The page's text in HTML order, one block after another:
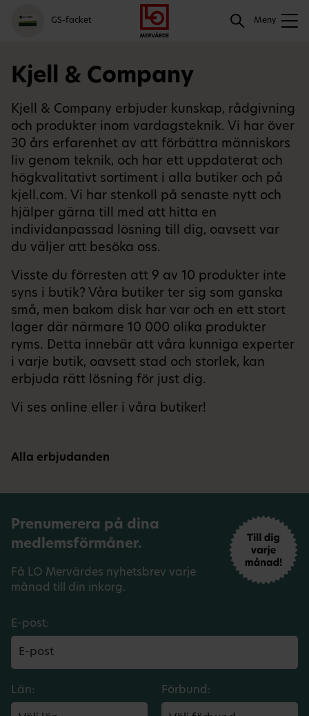
Gå
till
meny
Logga
in
Hoppa
till
innehåll
GS-facket Meny
Sök
Kjell & Company
Kjell & Company erbjuder kunskap, rådgivning
och produkter inom vardagsteknik. Vi har över
30 års erfarenhet av att förbättra människors
liv genom teknik, och har ett uppdaterat och
högkvalitativt sortiment i alla butiker och på
kjell.com. Vi har stenkoll på senaste nytt och
hjälper gärna till med att hitta en
individanpassad lösning till dig, oavsett var
du väljer att besöka oss.
Visste du förresten att 9 av 10 produkter inte
syns i butik? Våra butiker ter sig som ganska
små, men bakom disk har var och en ett stort
lager där närmare 10 000 olika produkter
ryms. Detta innebär att våra kunniga experter
i varje butik, oavsett stad och storlek, kan
erbjuda rätt lösning för just dig.
Vi ses online eller i våra butiker!
Alla erbjudanden
Prenumerera på dina
medlemsförmåner.
Få LO Mervärdes nyhetsbrev varje
månad till din inkorg.
E-post:
Län: Förbund: